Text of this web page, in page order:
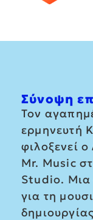
Σύνοψη
Τον
ερμηνευτή
φιλοξενεί
Mr. Music
Studio. Μια
για τη